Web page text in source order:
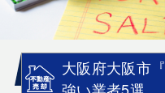
大阪府大阪市